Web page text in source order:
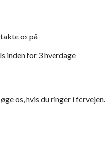
os på
inden for 3 hverdage
os, hvis du ringer i forvejen.